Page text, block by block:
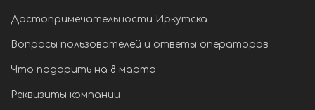
Достопримечательности Иркутска
Вопросы пользователей и ответы операторов
Что подарить на 8 марта
Реквизиты компании